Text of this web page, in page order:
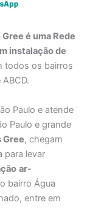
é uma Rede
instalação de
todos os bairros
Paulo e atende
Paulo e grande
Gree, chegam
para levar
ar-
bairro Água
entre em